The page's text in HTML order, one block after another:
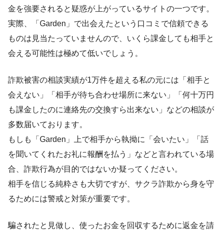
金を強要されると疑惑が上がっているサイトの一つです。
実際、「Garden」で出会えたという口コミで信頼できる
ものは見当たっていませんので、いくら課金しても相手と
会える可能性は極めて低いでしょう。
詐欺被害の相談実績が1万件を超える私の元には「相手と
会えない」「相手が待ち合わせ場所に来ない」「何十万円
も課金したのに連絡先の交換すら出来ない」などの相談が
多数届いております。
もしも「Garden」上で相手から執拗に「会いたい」「話
を聞いてくれたお礼に報酬を払う」などと言われている場
合、詐欺行為が目的ではないか疑ってください。
相手を信じる純粋さも大切ですが、サクラ詐欺から身を守
るためには警戒と対策が重要です。
騙されたと見做し、使ったお金を回収するために返金を請